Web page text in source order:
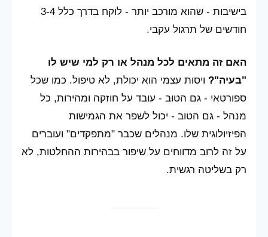
בישיבות - שהוא מורכב יותר - לוקח בדרך כלל 3-4
חודשים של תרגול עקבי.
האם זה מתאים לכל מנהל או רק למי שיש לו
"בעיה"? ויסות עצמי הוא יכולת, לא טיפול. כמו שכל
ספורטאי - גם הטוב - עובד על חוזקה ומהירות, כל
מנהל - גם הטוב - יכול לשפר את הגמישות
הפיזיולוגית שלו. מנהלים שכבר "מתפקדים" ועוברים
על זה לרוב מדווחים על שיפור בבהירות ההחלטות, לא
רק בשליטה רגשית.